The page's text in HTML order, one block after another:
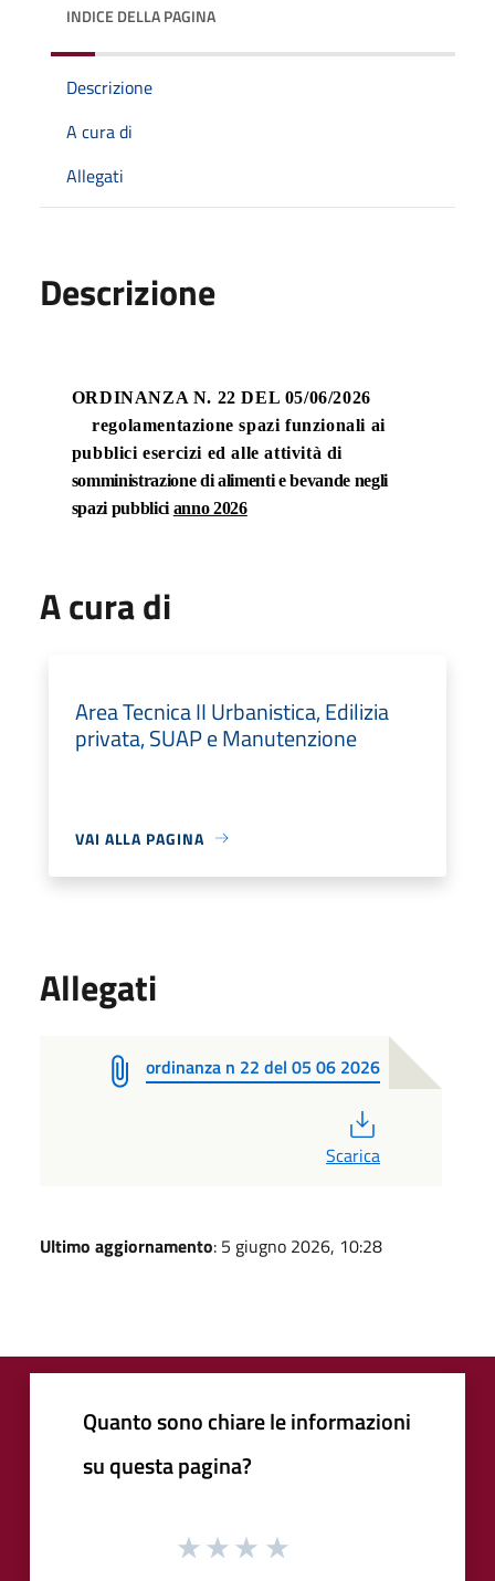
INDICE DELLA PAGINA
Descrizione
A cura di
Allegati
Descrizione
ORDINANZA N. 22 DEL 05/06/2026
regolamentazione spazi funzionali ai
pubblici esercizi ed alle attività di
somministrazione di alimenti e bevande negli
spazi pubblici anno 2026
A cura di
Area Tecnica II Urbanistica, Edilizia
privata, SUAP e Manutenzione
VAI ALLA PAGINA
Allegati
ordinanza n 22 del 05 06 2026
Scarica
Ultimo aggiornamento: 5 giugno 2026, 10:28
Quanto sono chiare le informazioni
su questa pagina?